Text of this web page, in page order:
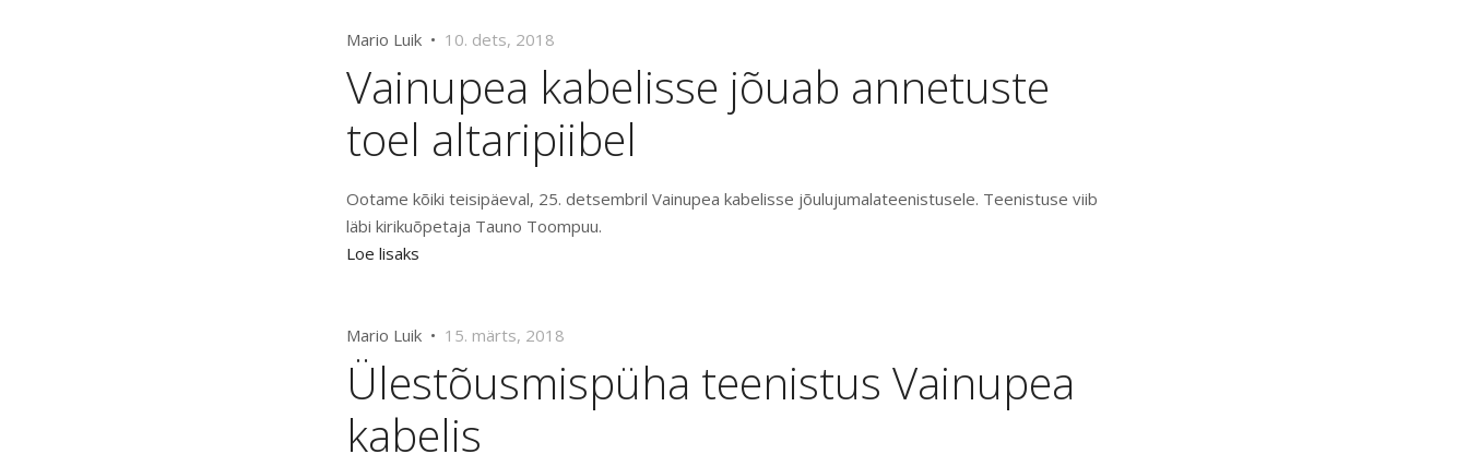
Mario Luik • 10. dets, 2018
Vainupea kabelisse jõuab annetuste
toel altaripiibel
Ootame kõiki teisipäeval, 25. detsembril Vainupea kabelisse jõulujumalateenistusele. Teenistuse viib
läbi kirikuõpetaja Tauno Toompuu.
Loe lisaks
Mario Luik • 15. märts, 2018
Ülestõusmispüha teenistus Vainupea
kabelis